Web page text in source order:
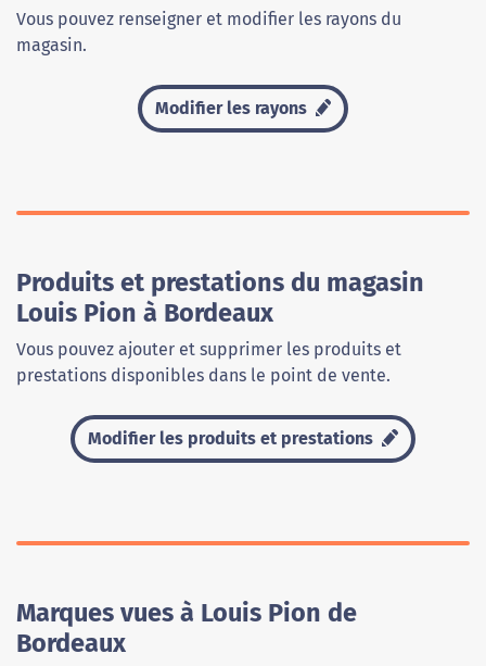
Vous pouvez renseigner et modifier les rayons du
magasin.
Modifier les rayons
Produits et prestations du magasin
Louis Pion à Bordeaux
Vous pouvez ajouter et supprimer les produits et
prestations disponibles dans le point de vente.
Modifier les produits et prestations
Marques vues à Louis Pion de
Bordeaux